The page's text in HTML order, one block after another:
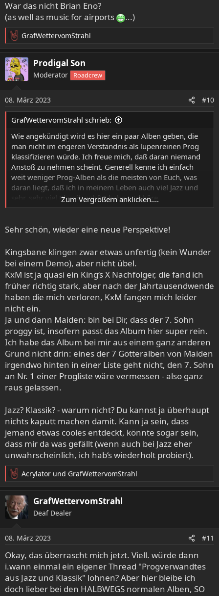
War das nicht Brian Eno?
(as well as music for airports
...)
R
e
a
k
t
n
e
n
GrafWettervomStrahl
Prodigal Son
Moderator Roadcrew
08. März 2023 #10
GrafWettervomStrahl schrieb:
Wie angekündigt wird es hier ein paar Alben geben, die
man nicht im engeren Verständnis als lupenreinen Prog
klassifizieren würde. Ich freue mich, daß daran niemand
Anstoß zu nehmen scheint. Generell kenne ich einfach
weit weniger Prog-Alben als die meisten von Euch, was
daran liegt, daß ich in meinem Leben auch viel Jazz und
sehr, sehr viel Klassik gehört habe und höre.
mitaufzunehmen, doch ich will Eure Gutmütigkeit nicht
Auch ich will versuchen mich in 3er-Schritten vorzutasten.
Platz 100:
Kingsbane - Demo (1991)
Progger groß zu stören? Nein, das hat es nämlich nicht.
Wundervolle Gitarrenarbeit (gegenläufges Riffing, Twin-
Soli, alles, was das Herz begehrt). Besonders schöne
Keyboardpassagen.
Platz 99:
Zum Vergrößern anklicken....
Sehr schön, wieder eine neue Perspektive!
Kingsbane klingen zwar etwas unfertig (kein Wunder
bei einem Demo), aber nicht übel.
KxM ist ja quasi ein King‘s X Nachfolger, die fand ich
früher richtig stark, aber nach der Jahrtausendwende
haben die mich verloren, KxM fangen mich leider
nicht ein.
Ja und dann Maiden: bin bei Dir, dass der 7. Sohn
proggy ist, insofern passt das Album hier super rein.
Ich habe das Album bei mir aus einem ganz anderen
Grund nicht drin: eines der 7 Götteralben von Maiden
irgendwo hinten in einer Liste geht nicht, den 7. Sohn
an Nr. 1 einer Progliste wäre vermessen - also ganz
raus gelassen.
Jazz? Klassik? - warum nicht? Du kannst ja überhaupt
nichts kaputt machen damit. Kann ja sein, dass
jemand etwas cooles entdeckt, könnte sogar sein,
dass mir da was gefällt (wenn auch bei Jazz eher
unwahrscheinlich, ich hab‘s wiederholt probiert).
R
e
a
k
t
n
e
n
:
Acrylator und GrafWettervomStrahl
GrafWettervomStrahl
Deaf Dealer
08. März 2023 #11
Okay, das überrascht mich jetzt. Viell. würde dann
i.wann einmal ein eigener Thread "Progverwandtes
aus Jazz und Klassik" lohnen? Aber hier bleibe ich
doch lieber bei den HALBWEGS normalen Alben, SO